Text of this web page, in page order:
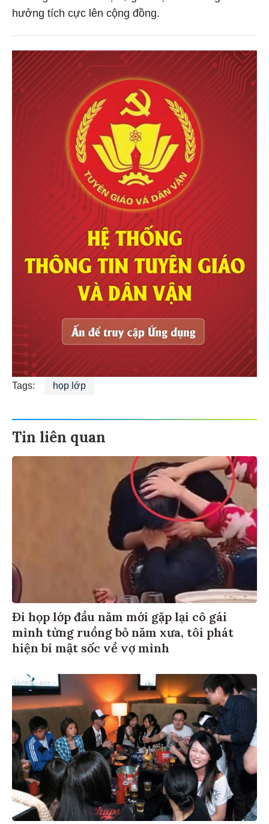
hưởng tích cực lên cộng đồng.
Tags: họp lớp
Tin liên quan
Đi họp lớp đầu năm mới gặp lại cô gái
mình từng ruồng bỏ năm xưa, tôi phát
hiện bí mật sốc về vợ mình